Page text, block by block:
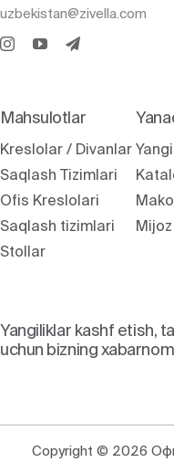
uzbekistan@zivella.com
Mahsulotlar
Kreslolar / Divanlar
Saqlash Tizimlari
Ofis Kreslolari
Saqlash tizimlari
Stollar
Yangiliklar kashf etish,
uchun bizning
Copyright © 2026